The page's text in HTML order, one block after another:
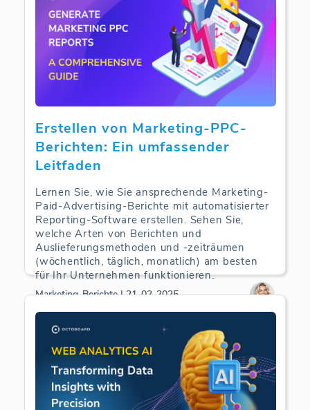
Erstellen von Marketing-PPC-
Berichten: Ein umfassender
Leitfaden
Lernen Sie, wie Sie ansprechende Marketing-
Paid-Advertising-Berichte mit automatisierter
Reporting-Software erstellen. Sehen Sie,
welche Arten von Berichten und
Auslieferungsmethoden und -zeiträumen
(wöchentlich, täglich, monatlich) am besten
für Ihr Unternehmen funktionieren.
Marketing-Berichte | 21-02-2025